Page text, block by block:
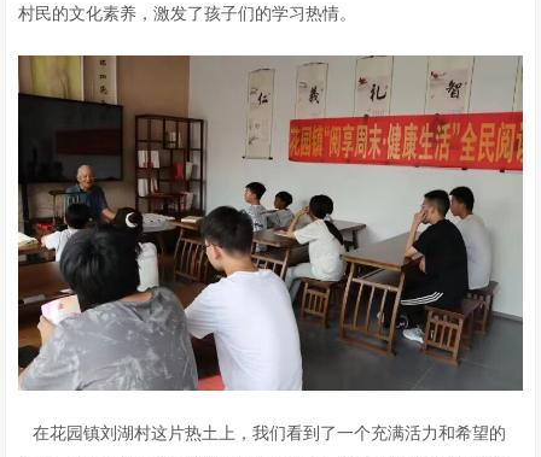
村民的文化素养，激发了孩子们的学习热情。
在花园镇刘湖村这片热土上，我们看到了一个充满活力和希望的